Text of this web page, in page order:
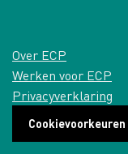
Over ECP
Werken voor ECP
Privacyverklaring
Cookievoorkeuren